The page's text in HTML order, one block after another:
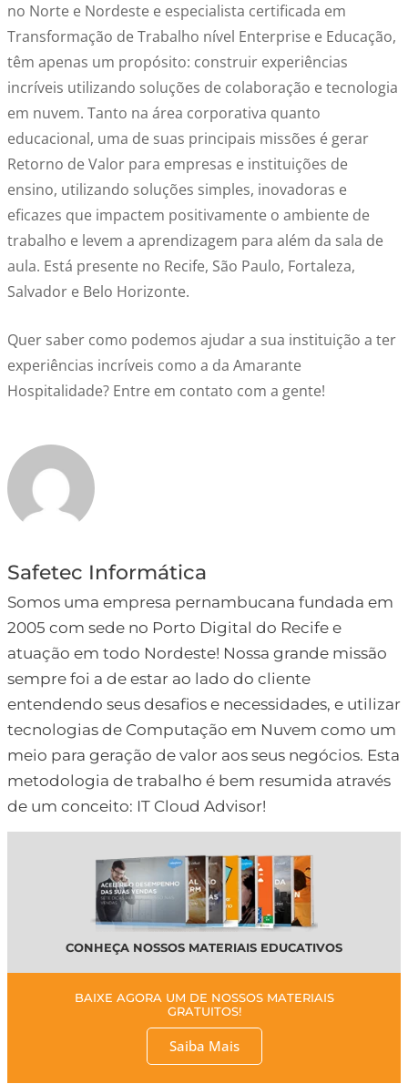
no Norte e Nordeste e especialista certificada em
Transformação de Trabalho nível Enterprise e Educação,
têm apenas um propósito: construir experiências
incríveis utilizando soluções de colaboração e tecnologia
em nuvem. Tanto na área corporativa quanto
educacional, uma de suas principais missões é gerar
Retorno de Valor para empresas e instituições de
ensino, utilizando soluções simples, inovadoras e
eficazes que impactem positivamente o ambiente de
trabalho e levem a aprendizagem para além da sala de
aula. Está presente no Recife, São Paulo, Fortaleza,
Salvador e Belo Horizonte.
Quer saber como podemos ajudar a sua instituição a ter
experiências incríveis como a da Amarante
Hospitalidade? Entre em contato com a gente!
Safetec Informática
Somos uma empresa pernambucana fundada em
2005 com sede no Porto Digital do Recife e
atuação em todo Nordeste! Nossa grande missão
sempre foi a de estar ao lado do cliente
entendendo seus desafios e necessidades, e utilizar
tecnologias de Computação em Nuvem como um
meio para geração de valor aos seus negócios. Esta
metodologia de trabalho é bem resumida através
de um conceito: IT Cloud Advisor!
CONHEÇA NOSSOS MATERIAIS EDUCATIVOS
BAIXE AGORA UM DE NOSSOS MATERIAIS
GRATUITOS!
Saiba Mais